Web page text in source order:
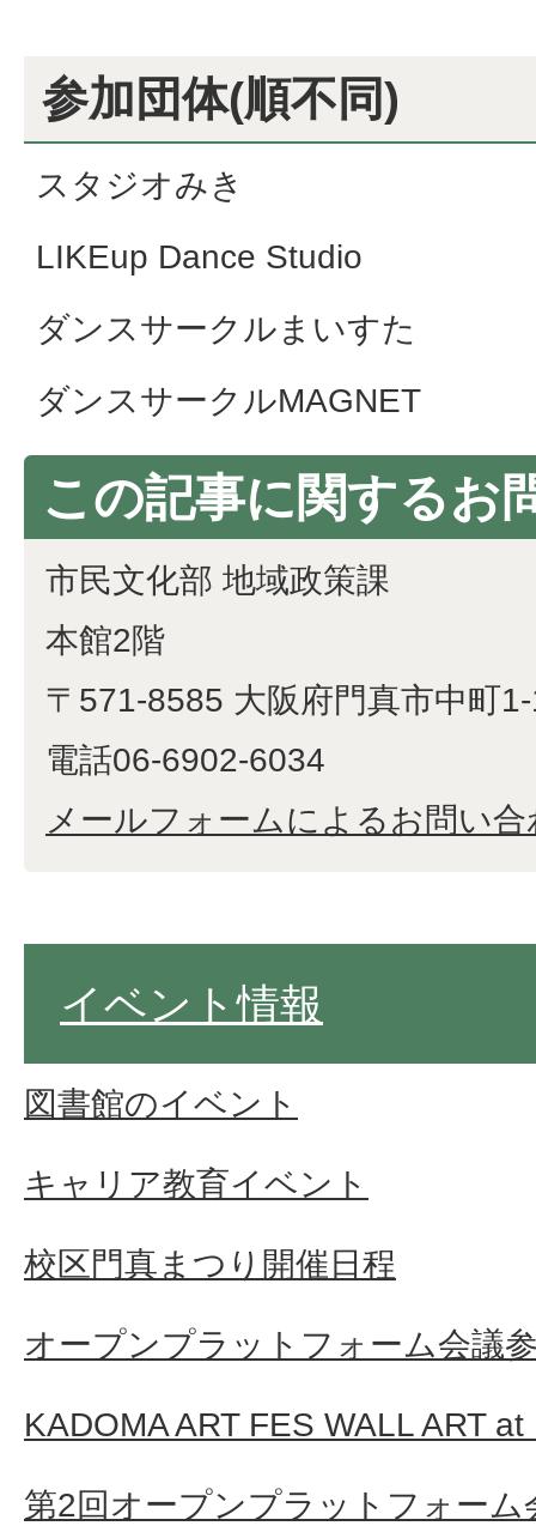
参加団体(順不同)
スタジオみき
LIKEup Dance Studio
ダンスサークルまいすた
ダンスサークルMAGNET
この記事に関するお
市民文化部 地域政策課
本館2階
〒571-8585 大阪府門真市中町
電話06-6902-6034
メールフォームによるお問い合
イベント情報
図書館のイベント
キャリア教育イベント
校区門真まつり開催日程
オープンプラットフォーム会議
KADOMA ART FES WALL ART
第2回オープンプラットフォーム